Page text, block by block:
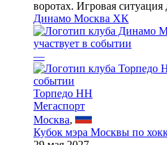
Динамо Москва ХК
—
Торпедо НН
Мегаспорт
Москва,
Кубок мэра Москвы по